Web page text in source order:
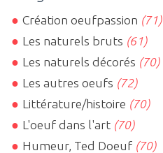
Création oeufpassion (71)
Les naturels bruts (61)
Les naturels décorés (70)
Les autres oeufs (72)
Littérature/histoire (70)
L'oeuf dans l'art (70)
Humeur, Ted Doeuf (70)